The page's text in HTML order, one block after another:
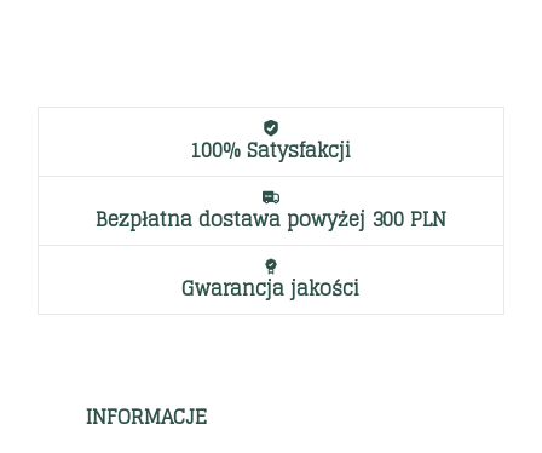
100% Satysfakcji
Bezpłatna dostawa powyżej 300 PLN
Gwarancja jakości
INFORMACJE